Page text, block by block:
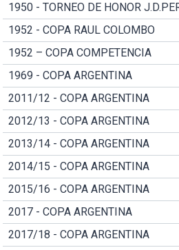
1950 - TORNEO DE HONOR
1952 - COPA RAUL COLOMBO
1952 – COPA COMPETENCIA
1969 - COPA ARGENTINA
2011/12 - COPA ARGENTINA
2012/13 - COPA ARGENTINA
2013/14 - COPA ARGENTINA
2014/15 - COPA ARGENTINA
2015/16 - COPA ARGENTINA
2017 - COPA ARGENTINA
2017/18 - COPA ARGENTINA